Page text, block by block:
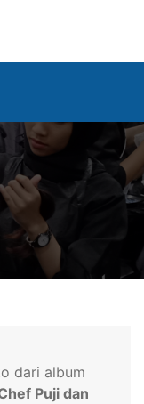
dari album
Puji dan